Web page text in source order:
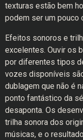
texturas estão bem
podem ser um pouco
Efeitos sonoros e
excelentes. Ouvir os
por diferentes tipos
vozes disponíveis
dublagem que não é
ponto fantástico da
desaponta. Os
trilha sonora dos
músicas, e o